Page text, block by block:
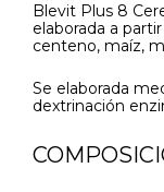
Blevit Plus 8
elaborada a
centeno, maíz,
Se elaborada
dextrinación